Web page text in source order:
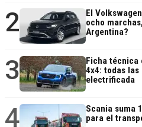
2
El
ocho
Argentina?
3
Ficha técnica
4x4: todas
electrificada
4
Scania suma
para el